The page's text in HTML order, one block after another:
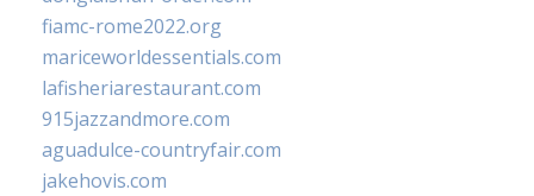
fiamc-rome2022.org
mariceworldessentials.com
lafisheriarestaurant.com
915jazzandmore.com
aguadulce-countryfair.com
jakehovis.com